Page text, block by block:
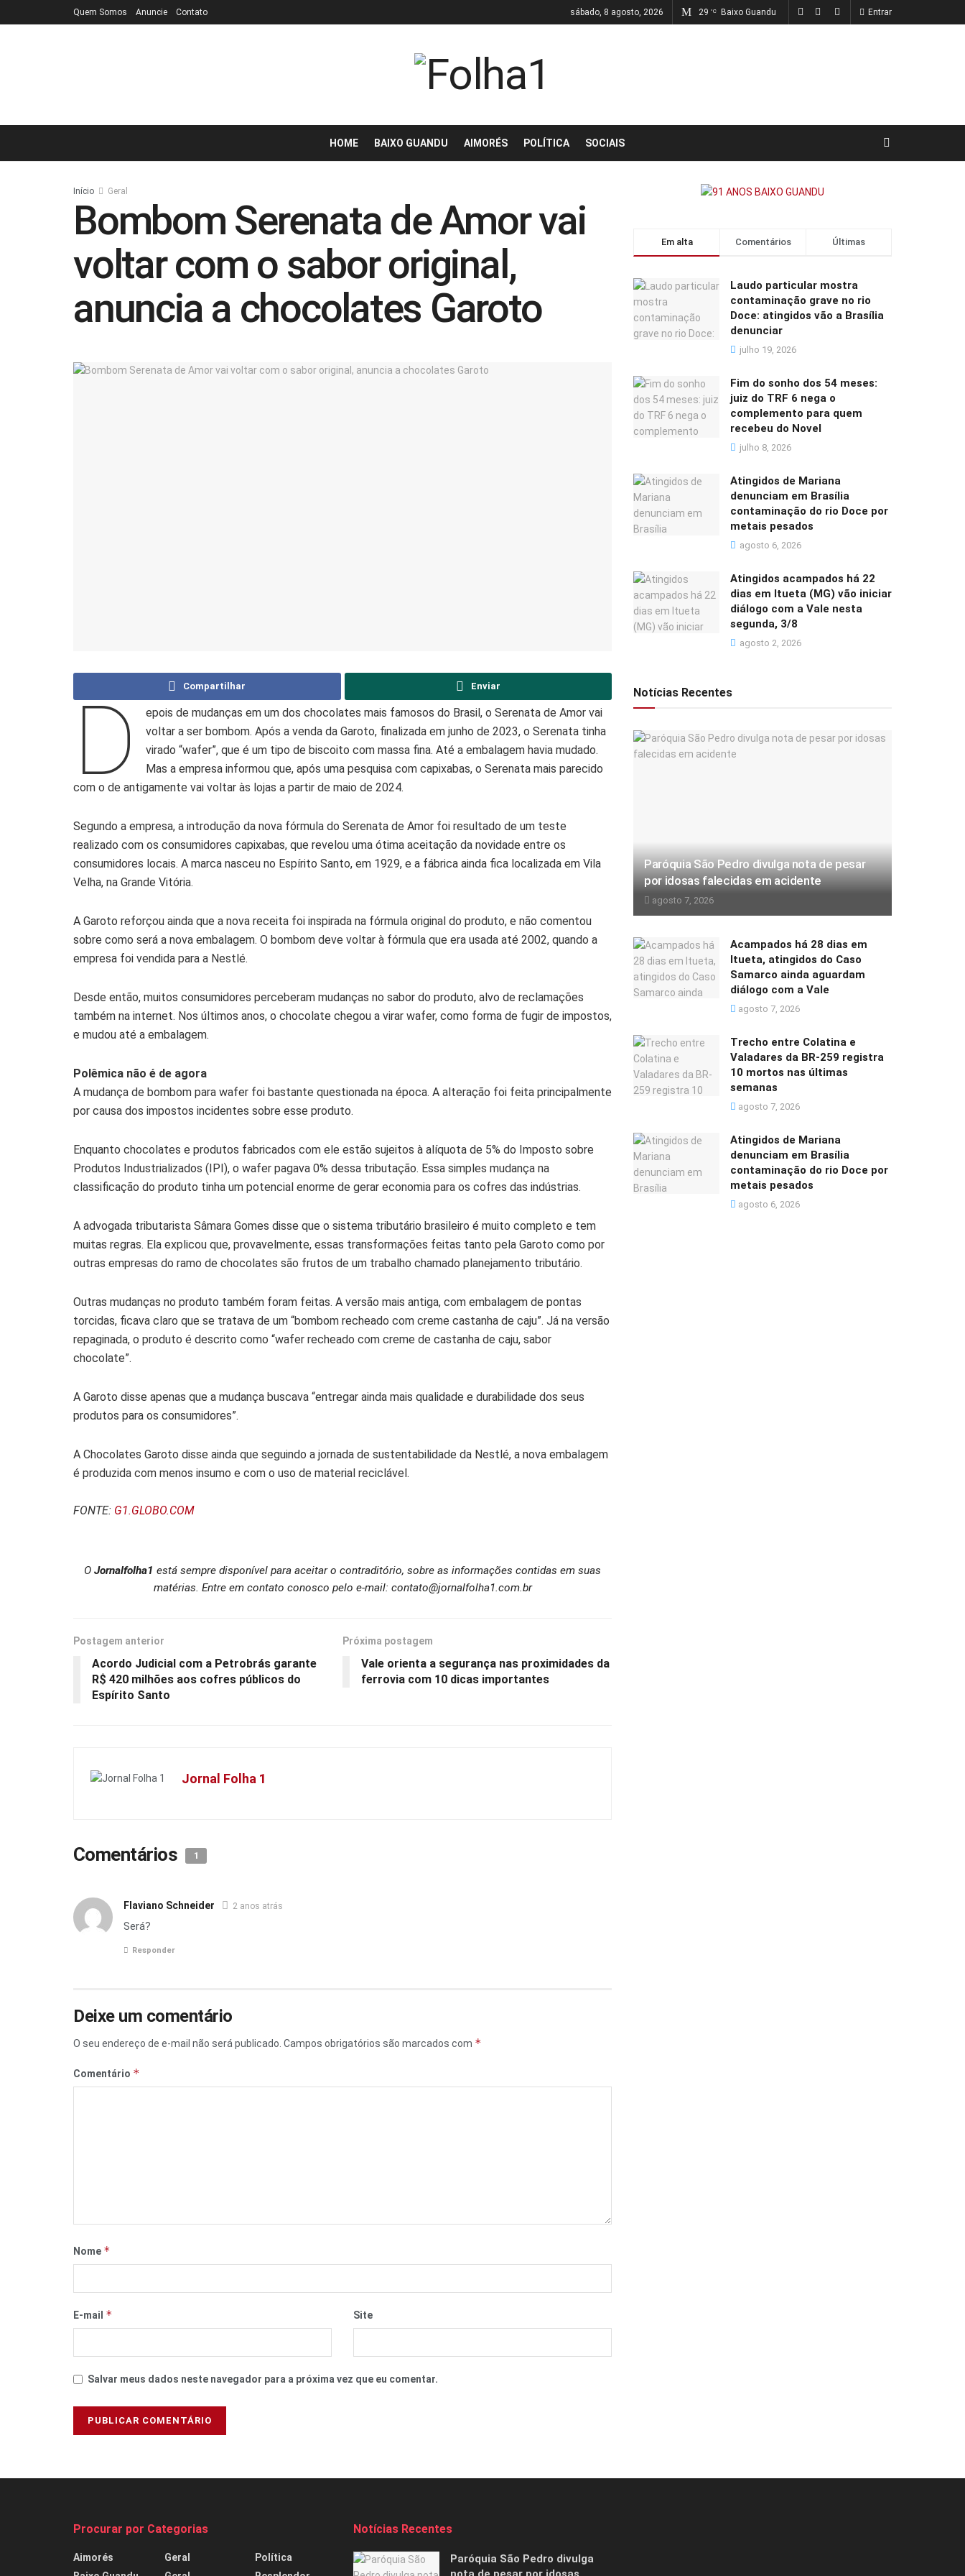
Quem Somos Anuncie Contato sábado, 8 agosto, 2026 29 °C Baixo Guandu Entrar
HOME BAIXO GUANDU AIMORÉS POLÍTICA SOCIAIS
Início Geral
Bombom Serenata de Amor vai
voltar com o sabor original,
anuncia a chocolates Garoto
Compartilhar Enviar
D
epois de mudanças em um dos chocolates mais famosos do Brasil, o Serenata de Amor vai
voltar a ser bombom. Após a venda da Garoto, finalizada em junho de 2023, o Serenata tinha
virado “wafer”, que é um tipo de biscoito com massa fina. Até a embalagem havia mudado.
Mas a empresa informou que, após uma pesquisa com capixabas, o Serenata mais parecido
com o de antigamente vai voltar às lojas a partir de maio de 2024.
Segundo a empresa, a introdução da nova fórmula do Serenata de Amor foi resultado de um teste
realizado com os consumidores capixabas, que revelou uma ótima aceitação da novidade entre os
consumidores locais. A marca nasceu no Espírito Santo, em 1929, e a fábrica ainda fica localizada em Vila
Velha, na Grande Vitória.
A Garoto reforçou ainda que a nova receita foi inspirada na fórmula original do produto, e não comentou
sobre como será a nova embalagem. O bombom deve voltar à fórmula que era usada até 2002, quando a
empresa foi vendida para a Nestlé.
Desde então, muitos consumidores perceberam mudanças no sabor do produto, alvo de reclamações
também na internet. Nos últimos anos, o chocolate chegou a virar wafer, como forma de fugir de impostos,
e mudou até a embalagem.
Polêmica não é de agora
A mudança de bombom para wafer foi bastante questionada na época. A alteração foi feita principalmente
por causa dos impostos incidentes sobre esse produto.
Enquanto chocolates e produtos fabricados com ele estão sujeitos à alíquota de 5% do Imposto sobre
Produtos Industrializados (IPI), o wafer pagava 0% dessa tributação. Essa simples mudança na
classificação do produto tinha um potencial enorme de gerar economia para os cofres das indústrias.
A advogada tributarista Sâmara Gomes disse que o sistema tributário brasileiro é muito completo e tem
muitas regras. Ela explicou que, provavelmente, essas transformações feitas tanto pela Garoto como por
outras empresas do ramo de chocolates são frutos de um trabalho chamado planejamento tributário.
Outras mudanças no produto também foram feitas. A versão mais antiga, com embalagem de pontas
torcidas, ficava claro que se tratava de um “bombom recheado com creme castanha de caju”. Já na versão
repaginada, o produto é descrito como “wafer recheado com creme de castanha de caju, sabor
chocolate”.
A Garoto disse apenas que a mudança buscava “entregar ainda mais qualidade e durabilidade dos seus
produtos para os consumidores”.
A Chocolates Garoto disse ainda que seguindo a jornada de sustentabilidade da Nestlé, a nova embalagem
é produzida com menos insumo e com o uso de material reciclável.
FONTE: G1.GLOBO.COM
O Jornalfolha1 está sempre disponível para aceitar o contraditório, sobre as informações contidas em suas
matérias. Entre em contato conosco pelo e-mail: contato@jornalfolha1.com.br
Postagem anterior
Acordo Judicial com a Petrobrás garante
R$ 420 milhões aos cofres públicos do
Espírito Santo
Próxima postagem
Vale orienta a segurança nas proximidades da
ferrovia com 10 dicas importantes
Jornal Folha 1
Comentários 1
Flaviano Schneider 2 anos atrás
Será?
Responder
Deixe um comentário
O seu endereço de e-mail não será publicado. Campos obrigatórios são marcados com *
Comentário *
Nome *
E-mail * Site
Salvar meus dados neste navegador para a próxima vez que eu comentar.
Em alta Comentários Últimas
Laudo particular mostra
contaminação grave no rio
Doce: atingidos vão a Brasília
denunciar
julho 19, 2026
Fim do sonho dos 54 meses:
juiz do TRF 6 nega o
complemento para quem
recebeu do Novel
julho 8, 2026
Atingidos de Mariana
denunciam em Brasília
contaminação do rio Doce por
metais pesados
agosto 6, 2026
Atingidos acampados há 22
dias em Itueta (MG) vão iniciar
diálogo com a Vale nesta
segunda, 3/8
agosto 2, 2026
Notícias Recentes
Paróquia São Pedro divulga nota de pesar
por idosas falecidas em acidente
agosto 7, 2026
Acampados há 28 dias em
Itueta, atingidos do Caso
Samarco ainda aguardam
diálogo com a Vale
agosto 7, 2026
Trecho entre Colatina e
Valadares da BR-259 registra
10 mortos nas últimas
semanas
agosto 7, 2026
Atingidos de Mariana
denunciam em Brasília
contaminação do rio Doce por
metais pesados
agosto 6, 2026
Procurar por Categorias
Aimorés
Geral
Política
Notícias Recentes
Paróquia São Pedro divulga